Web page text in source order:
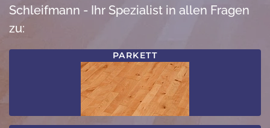
Schleifmann - Ihr Spezialist in allen Fragen
zu:
PARKETT